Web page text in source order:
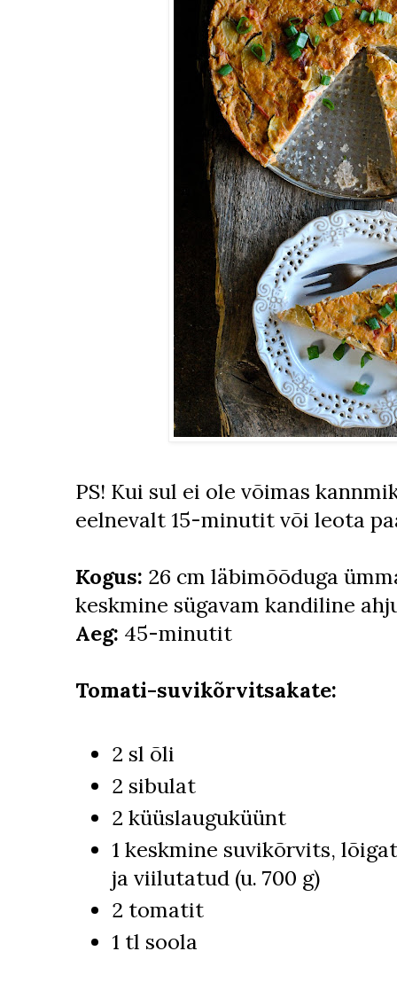
PS! Kui sul ei ole võimas
eelnevalt 15-minutit või leota
Kogus: 26 cm läbimõõduga
keskmine sügavam kandiline
Aeg: 45-minutit
Tomati-suvikõrvitsakate:
2 sl õli
2 sibulat
2 küüslauguküünt
1 keskmine suvikõrvits,
ja viilutatud (u. 700 g)
2 tomatit
1 tl soola